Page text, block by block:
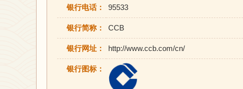
银行电话： 95533
银行简称： CCB
银行网址： http://www.ccb.com/cn/
银行图标：